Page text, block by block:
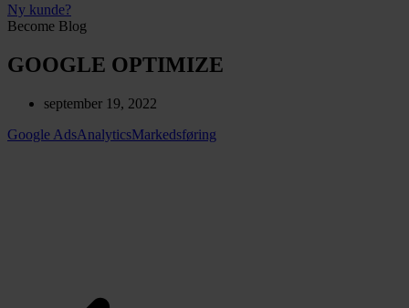
Ny kunde?
Become Blog
GOOGLE OPTIMIZE
september 19, 2022
Google AdsAnalyticsMarkedsføring